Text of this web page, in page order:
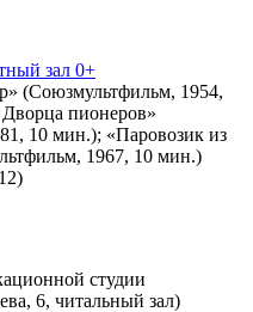
зал 0+
(Союзмультфильм, 1954,
пионеров»
10 мин.); «Паровозик из
1967, 10 мин.)
студии
6, читальный зал)